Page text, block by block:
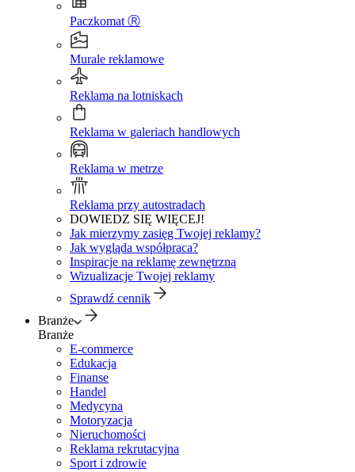
Paczkomat Ⓡ
Murale reklamowe
Reklama na lotniskach
Reklama w galeriach handlowych
Reklama w metrze
Reklama przy autostradach
DOWIEDZ SIĘ WIĘCEJ!
Jak mierzymy zasięg Twojej reklamy?
Jak wygląda współpraca?
Inspiracje na reklamę zewnętrzną
Wizualizacje Twojej reklamy
Sprawdź cennik
Branże
Branże
E-commerce
Edukacja
Finanse
Handel
Medycyna
Motoryzacja
Nieruchomości
Reklama rekrutacyjna
Sport i zdrowie